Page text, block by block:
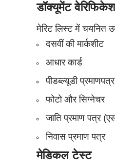
डॉक्यूमेंट
मेरिट लिस्ट में चयनित
दसवीं की मार्कशीट
आधार कार्ड
पीडब्ल्यूडी
फोटो और सिग्नेचर
जाति प्रमाण पत्र
निवास प्रमाण पत्र
मेडिकल टेस्ट